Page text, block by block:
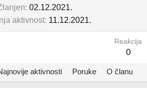
02.12.2021.
aktivnost 11.12.2021.
Reakcija
0
aktivnosti Poruke O članu